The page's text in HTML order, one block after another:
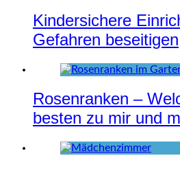
Kindersichere
Gefahren beseitigen
Rosenranken –
besten zu mir und